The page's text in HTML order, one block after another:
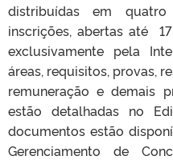
distribuídas em quatro
inscrições, abertas até
exclusivamente pela
áreas, requisitos, provas,
remuneração e demais
estão detalhadas no
documentos estão
Gerenciamento de